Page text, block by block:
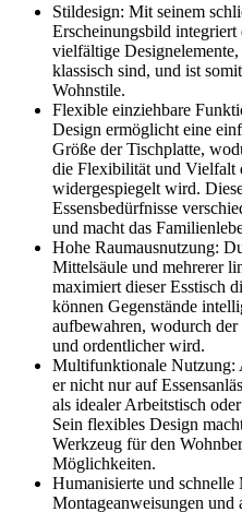
Stildesign: Mit seinem
Erscheinungsbild integriert
vielfältige
klassisch sind, und ist
Wohnstile.
Flexible einziehbare
Design ermöglicht eine
Größe der Tischplatte,
die Flexibilität und Vielfalt
widergespiegelt wird.
Essensbedürfnisse
und macht das
Hohe Raumausnutzung:
Mittelsäule und mehrerer
maximiert dieser Esstisch
können Gegenstände
aufbewahren, wodurch der
und ordentlicher wird.
Multifunktionale Nutzung:
er nicht nur auf
als idealer Arbeitstisch
Sein flexibles Design
Werkzeug für den
Möglichkeiten.
Humanisierte und
Montageanweisungen und